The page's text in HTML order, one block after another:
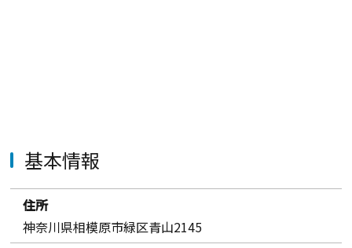
基本情報
住所
神奈川県相模原市緑区青山2145